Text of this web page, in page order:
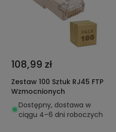
108,99 zł
Zestaw 100 Sztuk RJ45 FTP
Wzmocnionych
Dostępny, dostawa w
ciągu 4–6 dni roboczych